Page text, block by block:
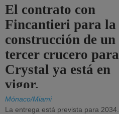
El contrato con
Fincantieri para la
construcción de un
tercer crucero para
Crystal ya está en
vigor.
Mónaco/Miami
La entrega está prevista para 2034.